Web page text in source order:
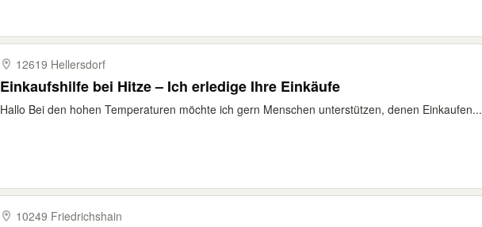
12619 Hellersdorf
Einkaufshilfe bei Hitze – Ich erledige Ihre Einkäufe
Hallo Bei den hohen Temperaturen möchte ich gern Menschen unterstützen, denen Einkaufen...
10249 Friedrichshain